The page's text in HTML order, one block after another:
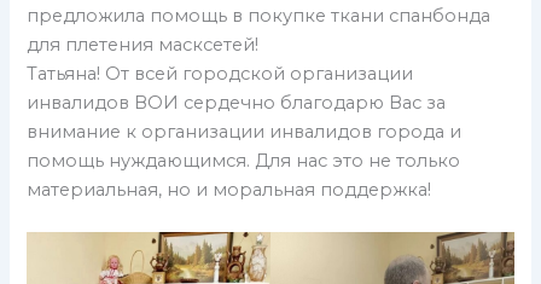
предложила помощь в покупке ткани спанбонда
для плетения масксетей!
Татьяна! От всей городской организации
инвалидов ВОИ сердечно благодарю Вас за
внимание к организации инвалидов города и
помощь нуждающимся. Для нас это не только
материальная, но и моральная поддержка!